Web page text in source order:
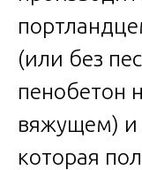
(или без
пенобетон
вяжущем) и
которая